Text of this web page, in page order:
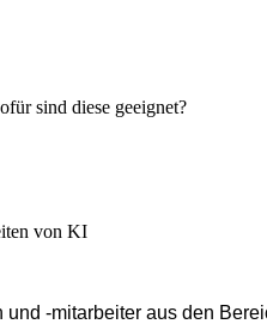
sind diese geeignet?
von KI
-mitarbeiter aus den